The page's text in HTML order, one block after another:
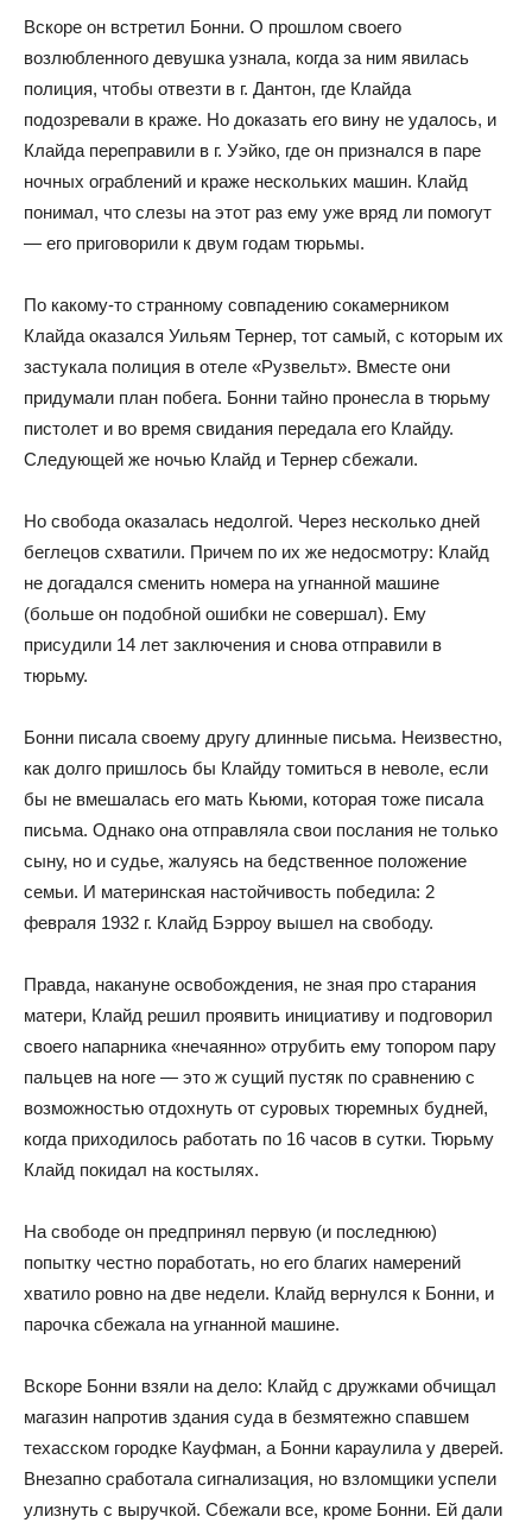
Вскоре он встретил Бонни. О прошлом своего
возлюбленного девушка узнала, когда за ним явилась
полиция, чтобы отвезти в г. Дантон, где Клайда
подозревали в краже. Но доказать его вину не удалось, и
Клайда переправили в г. Уэйко, где он признался в паре
ночных ограблений и краже нескольких машин. Клайд
понимал, что слезы на этот раз ему уже вряд ли помогут
— его приговорили к двум годам тюрьмы.
По какому-то странному совпадению сокамерником
Клайда оказался Уильям Тернер, тот самый, с которым их
застукала полиция в отеле «Рузвельт». Вместе они
придумали план побега. Бонни тайно пронесла в тюрьму
пистолет и во время свидания передала его Клайду.
Следующей же ночью Клайд и Тернер сбежали.
Но свобода оказалась недолгой. Через несколько дней
беглецов схватили. Причем по их же недосмотру: Клайд
не догадался сменить номера на угнанной машине
(больше он подобной ошибки не совершал). Ему
присудили 14 лет заключения и снова отправили в
тюрьму.
Бонни писала своему другу длинные письма. Неизвестно,
как долго пришлось бы Клайду томиться в неволе, если
бы не вмешалась его мать Кьюми, которая тоже писала
письма. Однако она отправляла свои послания не только
сыну, но и судье, жалуясь на бедственное положение
семьи. И материнская настойчивость победила: 2
февраля 1932 г. Клайд Бэрроу вышел на свободу.
Правда, накануне освобождения, не зная про старания
матери, Клайд решил проявить инициативу и подговорил
своего напарника «нечаянно» отрубить ему топором пару
пальцев на ноге — это ж сущий пустяк по сравнению с
возможностью отдохнуть от суровых тюремных будней,
когда приходилось работать по 16 часов в сутки. Тюрьму
Клайд покидал на костылях.
На свободе он предпринял первую (и последнюю)
попытку честно поработать, но его благих намерений
хватило ровно на две недели. Клайд вернулся к Бонни, и
парочка сбежала на угнанной машине.
Вскоре Бонни взяли на дело: Клайд с дружками обчищал
магазин напротив здания суда в безмятежно спавшем
техасском городке Кауфман, а Бонни караулила у дверей.
Внезапно сработала сигнализация, но взломщики успели
улизнуть с выручкой. Сбежали все, кроме Бонни. Ей дали